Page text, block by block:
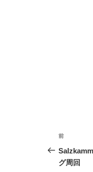
投
稿
ナ
前
の
投
前
グ周回